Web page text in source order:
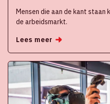
Mensen die aan de kant staan
de arbeidsmarkt.
Lees meer